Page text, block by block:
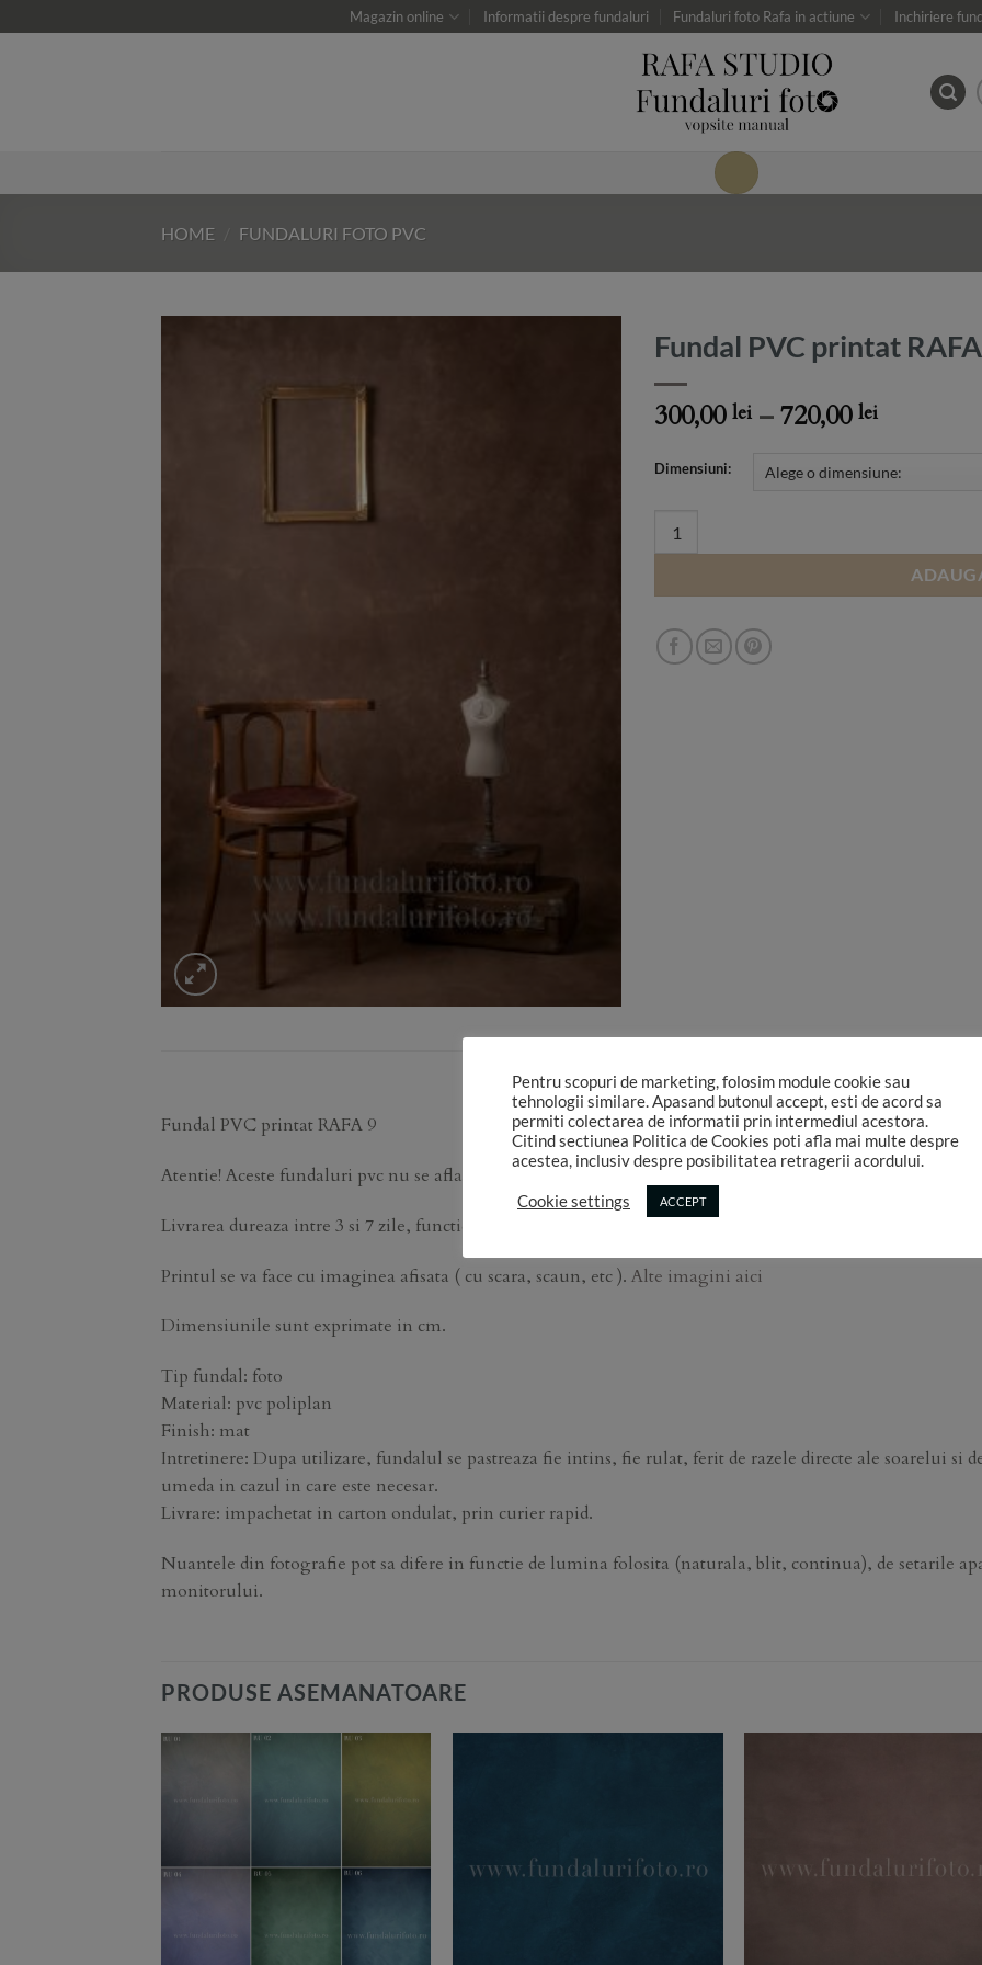
to
Magazin online Informatii despre fundaluri Fundaluri foto Rafa in actiune Inchiriere
HOME FUNDALURI FOTO PVC
Fundal PVC printat
300,00 lei –720,00 leiPrice
300,00 lei
Dimensiuni:
DESCRIERE INFORMATII SUPLIMENTARE
Fundal PVC printat RAFA 9
Atentie! Aceste fundaluri pvc nu se afla pe stoc. Ele se printeaza la comanda si nu se accepta retur.
Livrarea dureaza intre 3 si 7 zile, functie de incarcarea atelierului.
Printul se va face cu imaginea afisata ( cu scara, scaun, etc ). Alte imagini aici
Dimensiunile sunt exprimate in cm.
Tip fundal: foto
Material: pvc poliplan
Finish: mat
Intretinere: Dupa utilizare, fundalul se pastreaza fie intins, fie rulat, ferit de razele directe ale soarelui si
umeda in cazul in care este necesar.
Livrare: impachetat in carton ondulat, prin curier rapid.
Nuantele din fotografie pot sa difere in functie de lumina folosita (naturala, blit, continua), de setarile
monitorului.
PRODUSE ASEMANATOARE
Pentru scopuri de marketing, folosim module cookie sau
tehnologii similare. Apasand butonul accept, esti de acord sa
permiti colectarea de informatii prin intermediul acestora.
Citind sectiunea Politica de Cookies poti afla mai multe despre
acestea, inclusiv despre posibilitatea retragerii acordului.
Cookie settings ACCEPT